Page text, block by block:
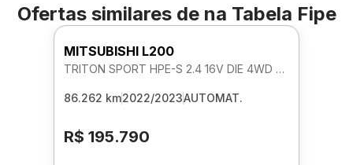
Ofertas similares de na Tabela Fipe
MITSUBISHI L200
TRITON SPORT HPE-S 2.4 16V DIE 4WD AUTOMATICO
86.262 km2022/2023AUTOMAT.
R$ 195.790